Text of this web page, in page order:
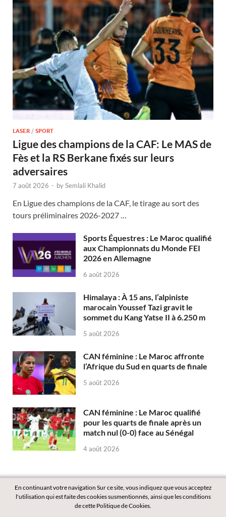
LASER / SPORT
Ligue des champions de la CAF: Le MAS de
Fès et la RS Berkane fixés sur leurs
adversaires
7 août 2026 - bySemlali Khalid
En Ligue des champions de la CAF, le tirage au sort des
tours préliminaires 2026-2027 …
Sports Équestres : Le Maroc qualifié
aux Championnats du Monde FEI
2026 en Allemagne
6 août 2026
Himalaya : À 15 ans, l’alpiniste
marocain Youssef Tazi gravit le
sommet du Kang Yatse II à 6.250 m
5 août 2026
CAN féminine : Le Maroc affronte
l’Afrique du Sud en quarts de finale
5 août 2026
CAN féminine : Le Maroc qualifié
pour les quarts de finale après un
match nul (0-0) face au Sénégal
4 août 2026
En continuant votre navigation Sur ce site, vous indiquez que vous acceptez
l'utilisation qui est faite des cookies susmentionnés, ainsi que les conditions
de cette Politique de Cookies.